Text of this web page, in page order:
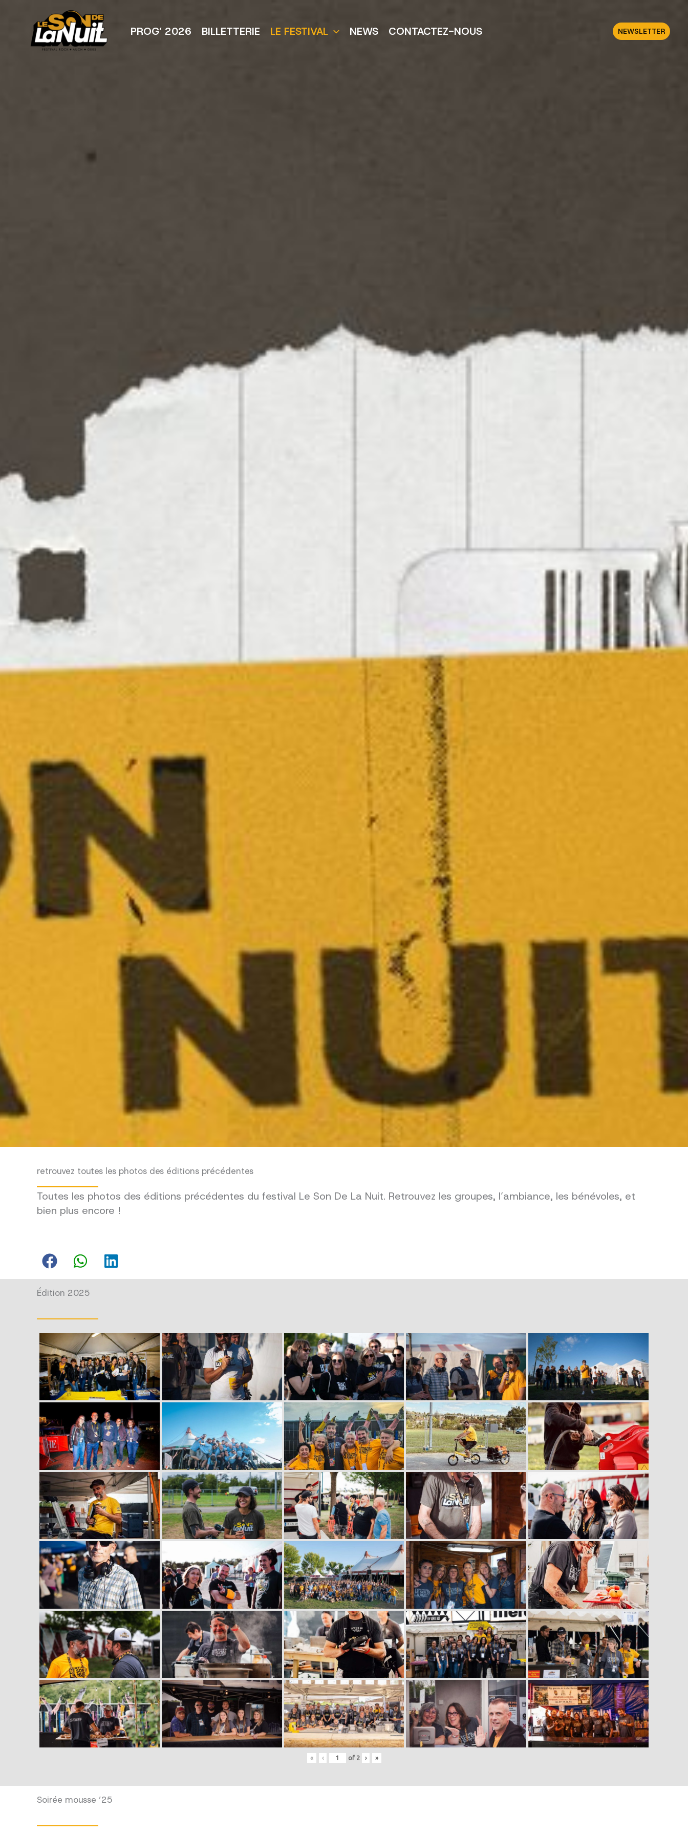
PROG’ 2026 BILLETTERIE LE FESTIVAL NEWS CONTACTEZ-NOUS NEWSLETTER
retrouvez toutes les photos des éditions précédentes
Toutes les photos des éditions précédentes du festival Le Son De La Nuit. Retrouvez les groupes, l’ambiance, les bénévoles, et
bien plus encore !
Édition 2025
« ‹ of 2 › »
Soirée mousse ’25